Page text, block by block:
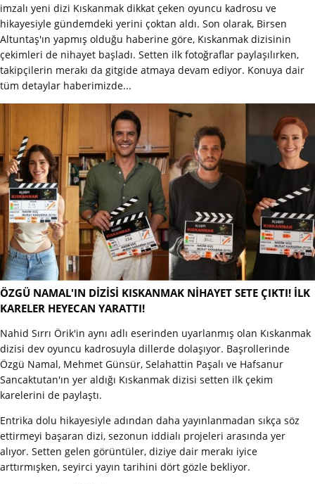
imzalı yeni dizi Kıskanmak dikkat çeken oyuncu kadrosu ve
hikayesiyle gündemdeki yerini çoktan aldı. Son olarak, Birsen
Altuntaş'ın yapmış olduğu haberine göre, Kıskanmak dizisinin
çekimleri de nihayet başladı. Setten ilk fotoğraflar paylaşılırken,
takipçilerin merakı da gitgide atmaya devam ediyor. Konuya dair
tüm detaylar haberimizde...
ÖZGÜ NAMAL'IN DİZİSİ KISKANMAK NİHAYET SETE ÇIKTI! İLK
KARELER HEYECAN YARATTI!
Nahid Sırrı Örik'in aynı adlı eserinden uyarlanmış olan Kıskanmak
dizisi dev oyuncu kadrosuyla dillerde dolaşıyor. Başrollerinde
Özgü Namal, Mehmet Günsür, Selahattin Paşalı ve Hafsanur
Sancaktutan'ın yer aldığı Kıskanmak dizisi setten ilk çekim
karelerini de paylaştı.
Entrika dolu hikayesiyle adından daha yayınlanmadan sıkça söz
ettirmeyi başaran dizi, sezonun iddialı projeleri arasında yer
alıyor. Setten gelen görüntüler, diziye dair merakı iyice
arttırmışken, seyirci yayın tarihini dört gözle bekliyor.